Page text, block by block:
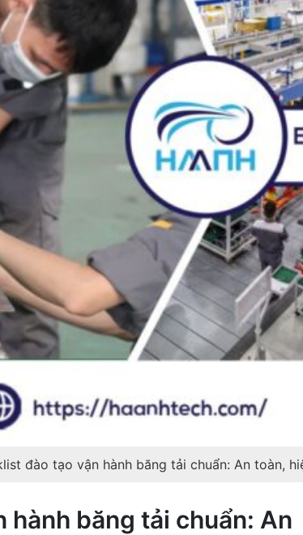
đào tạo vận hành băng tải chuẩn: An toàn,
hành băng tải chuẩn: An